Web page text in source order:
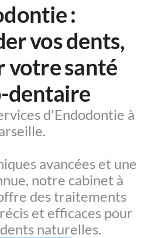
:
vos dents,
votre santé
dentaire
d'Endodontie à
avancées et une
notre cabinet à
des traitements
et efficaces pour
naturelles.